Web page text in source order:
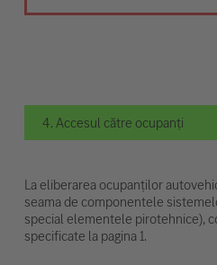
4. Accesul către ocupanți
La eliberarea ocupanților
seama de componentele
special elementele pirotehnice),
specificate la pagina 1.